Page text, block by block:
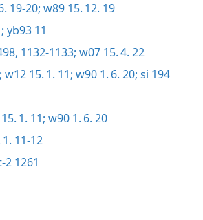
19-20; w89 15. 12. 19
yb93 11
1132-1133; w07 15. 4. 22
w12 15. 1. 11; w90 1. 6. 20; si 194
1. 11; w90 1. 6. 20
11-12
2 1261